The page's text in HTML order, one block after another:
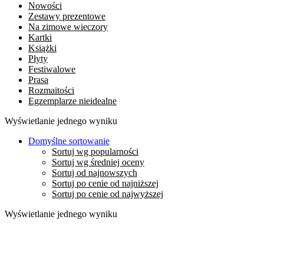
Nowości
Zestawy prezentowe
Na zimowe wieczory
Kartki
Książki
Płyty
Festiwalowe
Prasa
Rozmaitości
Egzemplarze nieidealne
Wyświetlanie jednego wyniku
Domyślne sortowanie
Sortuj wg popularności
Sortuj wg średniej oceny
Sortuj od najnowszych
Sortuj po cenie od najniższej
Sortuj po cenie od najwyższej
Wyświetlanie jednego wyniku